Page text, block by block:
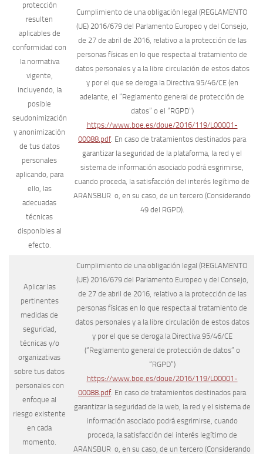
protección
resulten
aplicables de
conformidad con
la normativa
vigente,
incluyendo, la
posible
seudonimización
y anonimización
de tus datos
personales
aplicando, para
ello, las
adecuadas
técnicas
disponibles al
efecto.
Cumplimiento de una obligación legal (REGLAMENTO
(UE) 2016/679 del Parlamento Europeo y del Consejo,
de 27 de abril de 2016, relativo a la protección de las
personas físicas en lo que respecta al tratamiento de
datos personales y a la libre circulación de estos datos
y por el que se deroga la Directiva 95/46/CE (en
adelante, el “Reglamento general de protección de
datos” o el “RGPD”)
https://www.boe.es/doue/2016/119/L00001-
00088.pdf. En caso de tratamientos destinados para
garantizar la seguridad de la plataforma, la red y el
sistema de información asociado podrá esgrimirse,
cuando proceda, la satisfacción del interés legítimo de
ARANSBUR o, en su caso, de un tercero (Considerando
49 del RGPD).
Aplicar las
pertinentes
medidas de
seguridad,
técnicas y/o
organizativas
sobre tus datos
personales con
enfoque al
riesgo existente
en cada
momento.
Cumplimiento de una obligación legal (REGLAMENTO
(UE) 2016/679 del Parlamento Europeo y del Consejo,
de 27 de abril de 2016, relativo a la protección de las
personas físicas en lo que respecta al tratamiento de
datos personales y a la libre circulación de estos datos
y por el que se deroga la Directiva 95/46/CE
(“Reglamento general de protección de datos” o
“RGPD”)
https://www.boe.es/doue/2016/119/L00001-
00088.pdf. En caso de tratamientos destinados para
garantizar la seguridad de la web, la red y el sistema de
información asociado podrá esgrimirse, cuando
proceda, la satisfacción del interés legítimo de
ARANSBUR o, en su caso, de un tercero (Considerando